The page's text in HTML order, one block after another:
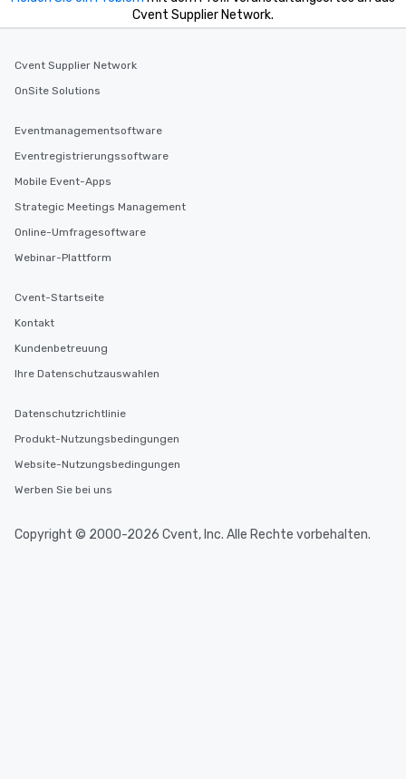
Cvent Supplier Network.
Cvent Supplier Network
OnSite Solutions
Eventmanagementsoftware
Eventregistrierungssoftware
Mobile Event-Apps
Strategic Meetings Management
Online-Umfragesoftware
Webinar-Plattform
Cvent-Startseite
Kontakt
Kundenbetreuung
Ihre Datenschutzauswahlen
Datenschutzrichtlinie
Produkt-Nutzungsbedingungen
Website-Nutzungsbedingungen
Werben Sie bei uns
Copyright © 2000-2026 Cvent, Inc. Alle Rechte vorbehalten.